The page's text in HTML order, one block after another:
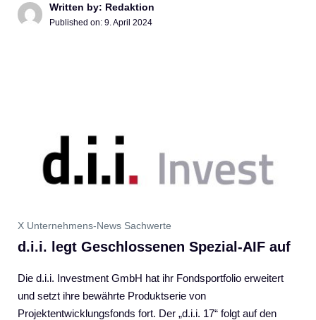
Written by: Redaktion
Published on: 9. April 2024
X Unternehmens-News Sachwerte
d.i.i. legt Geschlossenen Spezial-AIF auf
Die d.i.i. Investment GmbH hat ihr Fondsportfolio erweitert
und setzt ihre bewährte Produktserie von
Projektentwicklungsfonds fort. Der „d.i.i. 17“ folgt auf den